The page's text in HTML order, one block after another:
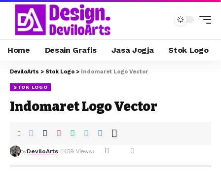
Home Desain Grafis Jasa Jogja Stok Logo
DeviloArts > Stok Logo > Indomaret Logo Vector
STOK LOGO
Indomaret Logo Vector
byDeviloArts 459 Views